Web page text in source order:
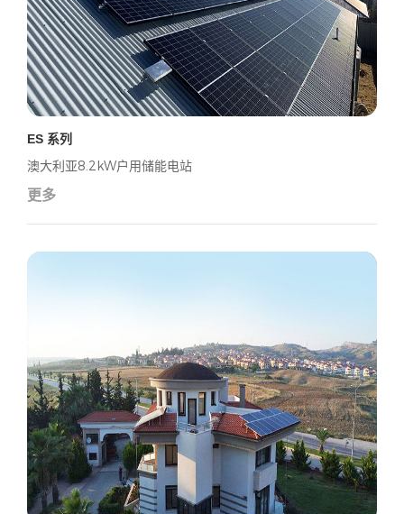
ES 系列
澳大利亚8.2kW户用储能电站
更多